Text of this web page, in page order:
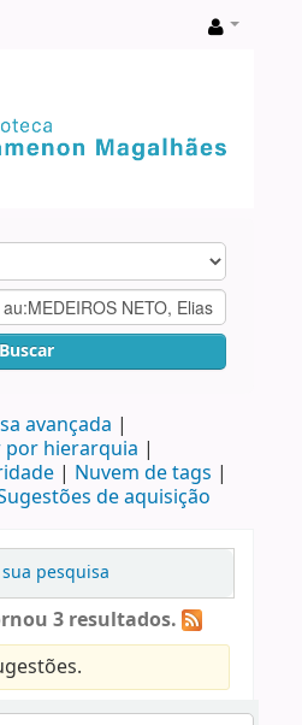
Buscar
avançada
por hierarquia
Nuvem de tags
de aquisição
pesquisa
3 resultados.